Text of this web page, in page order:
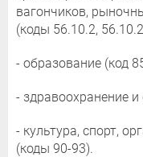
вагончиков,
(коды 56.10.2,
- образование (код
- здравоохранение
- культура, спорт,
(коды 90-93).